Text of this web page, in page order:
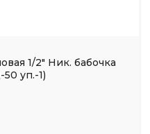
1/2" Ник. бабочка
уп.-1)